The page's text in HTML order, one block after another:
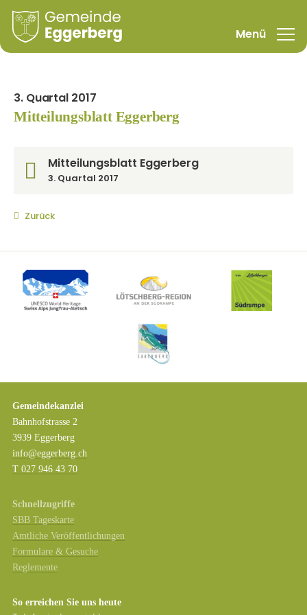
3. Quartal 2017
Mitteilungsblatt Eggerberg
Mitteilungsblatt Eggerberg
3. Quartal 2017
Zurück
Gemeindekanzlei
Bahnhofstrasse 2
3939 Eggerberg
info@eggerberg.ch
T 027 946 43 70
Schnellzugriffe
SBB Tageskarte
Amtliche Veröffentlichungen
Formulare & Gesuche
Reglemente
So erreichen Sie uns heute